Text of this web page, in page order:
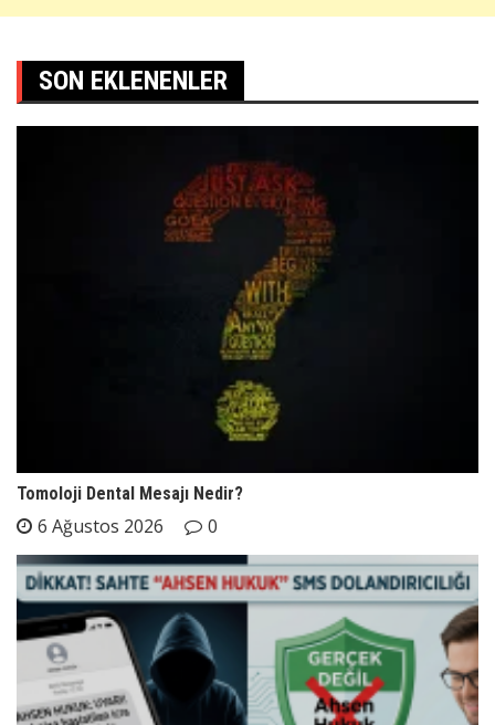
SON EKLENENLER
Tomoloji Dental Mesajı Nedir?
6 Ağustos 2026 0